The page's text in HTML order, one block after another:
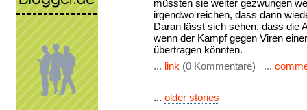
müssten sie weiter gezwungen
irgendwo reichen, dass dann
Daran lässt sich sehen, dass die
wenn der Kampf gegen Viren
übertragen könnten.
... link (0 Kommentare) ...
... older stories